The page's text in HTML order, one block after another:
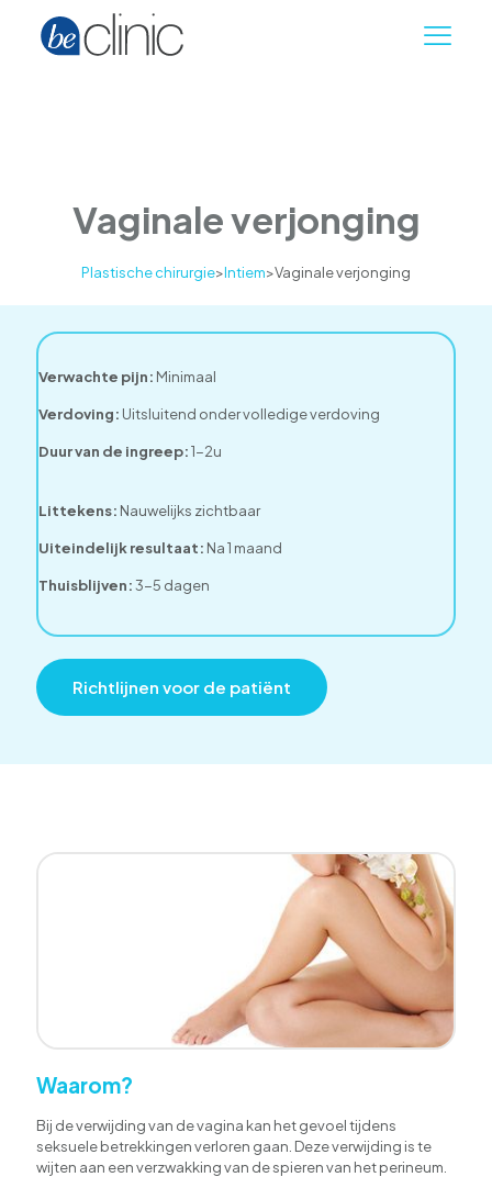
Vaginale verjonging
Plastische chirurgie>Intiem>Vaginale verjonging
Verwachte pijn: Minimaal
Verdoving: Uitsluitend onder volledige verdoving
Duur van de ingreep:1-2u
Littekens: Nauwelijks zichtbaar
Uiteindelijk resultaat: Na 1 maand
Thuisblijven:3-5 dagen
Richtlijnen voor de patiënt
Waarom?
Bij de verwijding van de vagina kan het gevoel tijdens
seksuele betrekkingen verloren gaan. Deze verwijding is te
wijten aan een verzwakking van de spieren van het perineum.